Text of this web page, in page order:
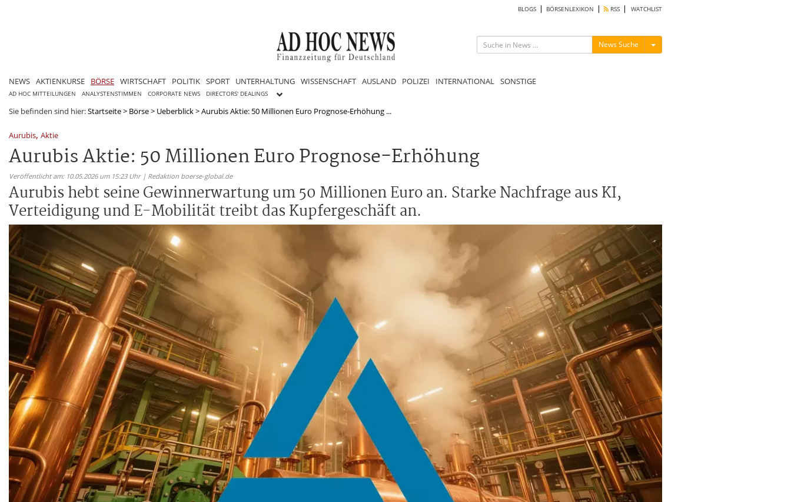
BLOGS BÖRSENLEXIKON RSS WATCHLIST
News Suche Menü ein-/ausblenden
NEWS AKTIENKURSE BÖRSE WIRTSCHAFT POLITIK SPORT UNTERHALTUNG WISSENSCHAFT AUSLAND POLIZEI INTERNATIONAL SONSTIGE
AD HOC MITTEILUNGEN ANALYSTENSTIMMEN CORPORATE NEWS DIRECTORS' DEALINGS
Sie befinden sind hier:Startseite> Börse> Ueberblick>Aurubis Aktie: 50 Millionen Euro Prognose-Erhöhung ...
Aurubis, Aktie
Aurubis Aktie: 50 Millionen Euro Prognose-Erhöhung
Veröffentlicht am: 10.05.2026 um 15:23 Uhr | Redaktion boerse-global.de
Aurubis hebt seine Gewinnerwartung um 50 Millionen Euro an. Starke Nachfrage aus KI,
Verteidigung und E-Mobilität treibt das Kupfergeschäft an.